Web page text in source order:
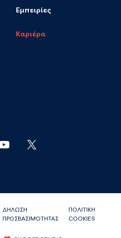
Εμπειρίες
Καριέρα
ΔΗΛΩΣΗ
ΠΡΟΣΒΑΣΙΜΟΤΗΤΑΣ
ΠΟΛΙΤΙΚΗ
COOKIES